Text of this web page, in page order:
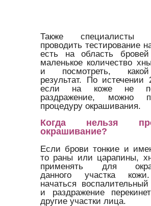
Также специалисты
проводить тестирование
есть на область бровей
маленькое количество
и посмотреть,
результат. По истечении
если на коже не
раздражение, можно
процедуру окрашивания.
Когда нельзя
окрашивание?
Если брови тонкие и
то раны или царапины,
применять для
данного участка
начаться воспалительный
и раздражение
другие участки лица.